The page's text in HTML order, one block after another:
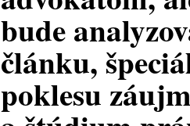
bude
článku,
poklesu